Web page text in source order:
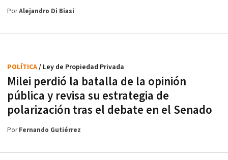
PorAlejandro Di Biasi
Milei perdió la batalla de la opinión
pública y revisa su estrategia de
polarización tras el debate en el Senado
POLÍTICA/ Ley de Propiedad Privada
PorFernando Gutiérrez